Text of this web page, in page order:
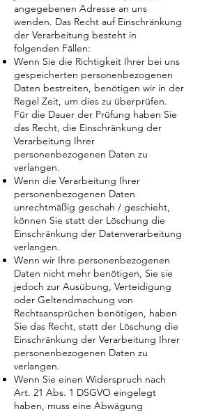
angegebenen Adresse an uns
wenden. Das Recht auf Einschränkung
der Verarbeitung besteht in
folgenden Fällen:
Wenn Sie die Richtigkeit Ihrer bei uns
gespeicherten personenbezogenen
Daten bestreiten, benötigen wir in der
Regel Zeit, um dies zu überprüfen.
Für die Dauer der Prüfung haben Sie
das Recht, die Einschränkung der
Verarbeitung Ihrer
personenbezogenen Daten zu
verlangen.
Wenn die Verarbeitung Ihrer
personenbezogenen Daten
unrechtmäßig geschah / geschieht,
können Sie statt der Löschung die
Einschränkung der Datenverarbeitung
verlangen.
Wenn wir Ihre personenbezogenen
Daten nicht mehr benötigen, Sie sie
jedoch zur Ausübung, Verteidigung
oder Geltendmachung von
Rechtsansprüchen benötigen, haben
Sie das Recht, statt der Löschung die
Einschränkung der Verarbeitung Ihrer
personenbezogenen Daten zu
verlangen.
Wenn Sie einen Widerspruch nach
Art. 21 Abs. 1 DSGVO eingelegt
haben, muss eine Abwägung